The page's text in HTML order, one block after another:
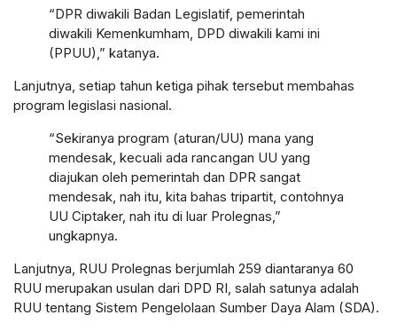
“DPR diwakili Badan Legislatif, pemerintah
diwakili Kemenkumham, DPD diwakili kami ini
(PPUU),” katanya.
Lanjutnya, setiap tahun ketiga pihak tersebut membahas
program legislasi nasional.
“Sekiranya program (aturan/UU) mana yang
mendesak, kecuali ada rancangan UU yang
diajukan oleh pemerintah dan DPR sangat
mendesak, nah itu, kita bahas tripartit, contohnya
UU Ciptaker, nah itu di luar Prolegnas,”
ungkapnya.
Lanjutnya, RUU Prolegnas berjumlah 259 diantaranya 60
RUU merupakan usulan dari DPD RI, salah satunya adalah
RUU tentang Sistem Pengelolaan Sumber Daya Alam (SDA).